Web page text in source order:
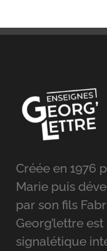
Créée en 1976
Marie puis
par son fils
Georg’lettre
signalétique